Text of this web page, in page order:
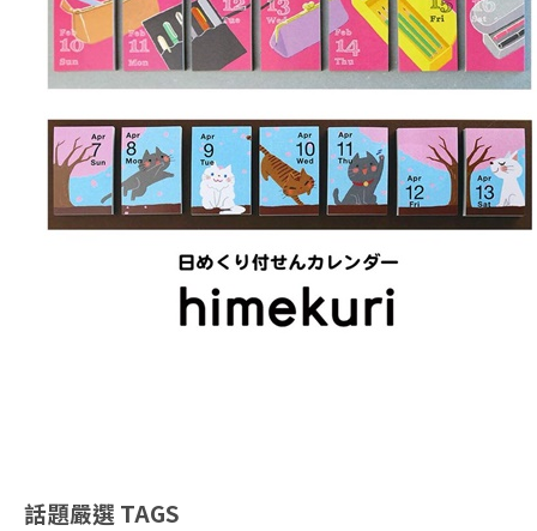
話題嚴選 TAGS